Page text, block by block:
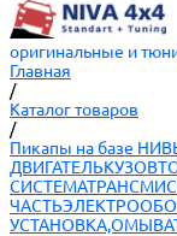
оригинальные и
Главная
/
Каталог товаров
/
Пикапы на базе
ДВИГАТЕЛЬКУЗОВ
СИСТЕМА
ЧАСТЬ